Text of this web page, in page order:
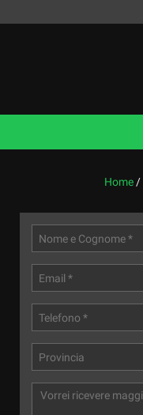
Home /